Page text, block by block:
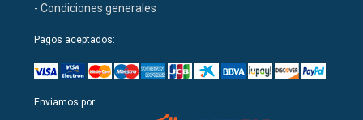
- Condiciones generales
Pagos aceptados:
Enviamos por: